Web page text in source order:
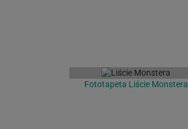
Fototapeta Liście Monstera